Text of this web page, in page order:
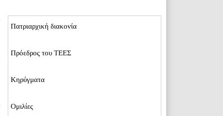
Пατριαρχική διακονία
Пρόεδρος του ΤΕΕΣ
Κηρύγματα
Ομιλίες